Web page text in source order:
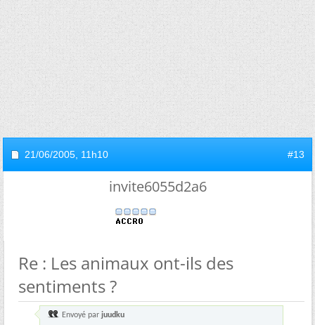
21/06/2005, 11h10 #13
invite6055d2a6
Re : Les animaux ont-ils des
sentiments ?
Envoyé par juudku